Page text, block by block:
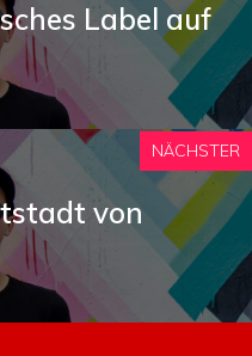
Label auf
NÄCHSTER
von